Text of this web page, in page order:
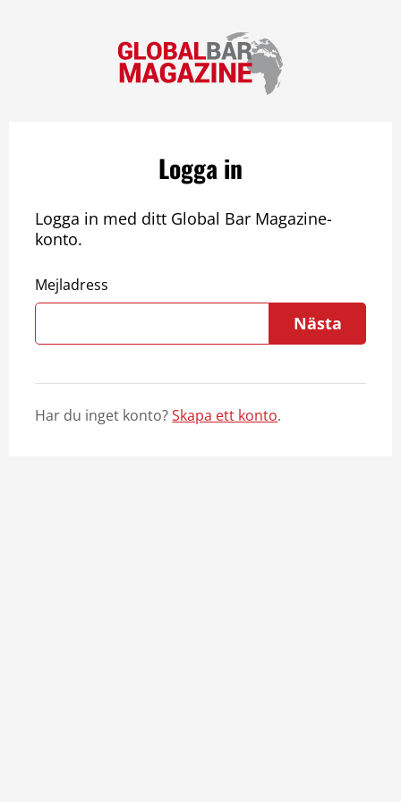
Logga in
Logga in med ditt Global Bar Magazine-
konto.
Mejladress
Nästa
Har du inget konto?Skapa ett konto.